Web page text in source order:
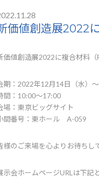
価値創造展2022
価値創造展2022に複合材料（
期：2022年12月14日（水）～
間：10:00～17:00
場：東京ビッグサイト
間番号：東ホール A-059
様のご来場を心よりお待ちし
示会ホームページURLは下記